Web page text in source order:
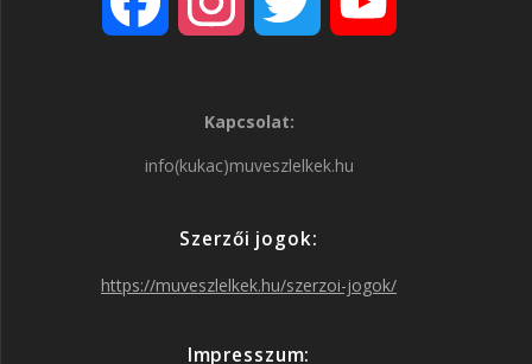
s
Kapcsolat:
info(kukac)muveszlelkek.hu
Szerzői jogok:
https://muveszlelkek.hu/szerzoi-jogok/
Impresszum: